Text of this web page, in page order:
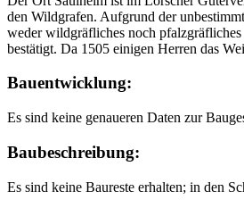
den Wildgrafen. Aufgrund der
weder wildgräfliches noch
bestätigt. Da 1505 einigen Herren das
Bauentwicklung:
Es sind keine genaueren Daten zur
Baubeschreibung:
Es sind keine Baureste erhalten; in den